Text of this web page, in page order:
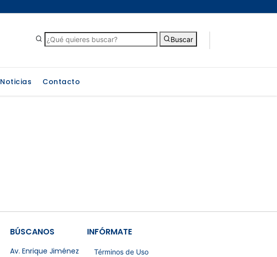
Buscar
Noticias Contacto
BÚSCANOS
Av. Enrique Jiménez
INFÓRMATE
Términos de Uso